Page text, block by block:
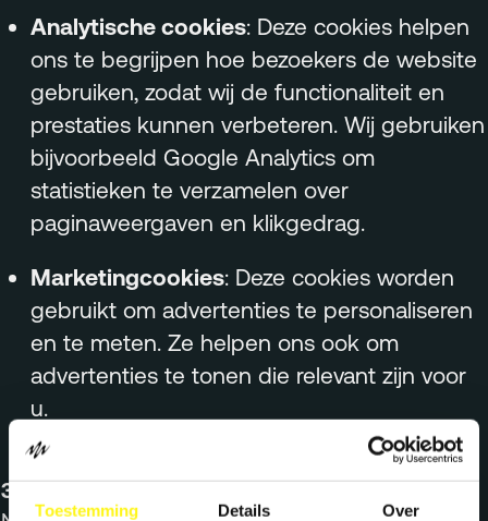
Toestemming Details Over
Analytische cookies: Deze cookies helpen
ons te begrijpen hoe bezoekers de website
gebruiken, zodat wij de functionaliteit en
prestaties kunnen verbeteren. Wij gebruiken
bijvoorbeeld Google Analytics om
statistieken te verzamelen over
paginaweergaven en klikgedrag.
Marketingcookies: Deze cookies worden
gebruikt om advertenties te personaliseren
en te meten. Ze helpen ons ook om
advertenties te tonen die relevant zijn voor
u.
3. Cookies van derden